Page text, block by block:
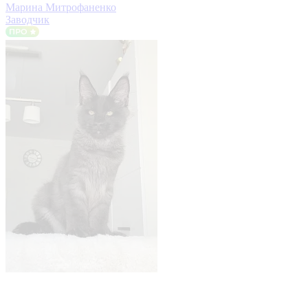
Марина Митрофаненко
Заводчик